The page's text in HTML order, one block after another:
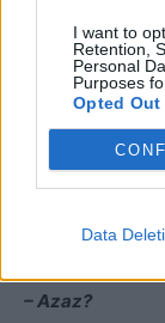
I want to
Retention,
Personal
Purposes
Opted Out
Data
Ültem és
– Rita, nem
szólalt meg a
nézett. –
– Hát… Hogy is
– Azaz?